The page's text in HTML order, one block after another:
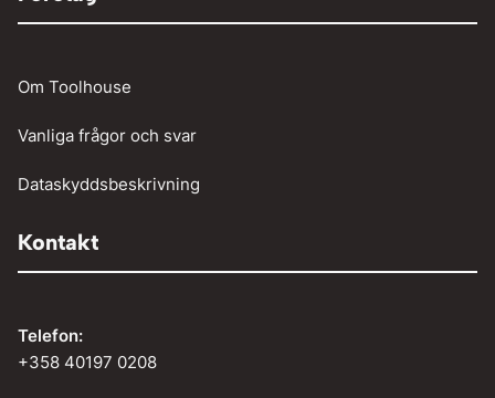
Om Toolhouse
Vanliga frågor och svar
Dataskyddsbeskrivning
Kontakt
Telefon:
+358 40197 0208